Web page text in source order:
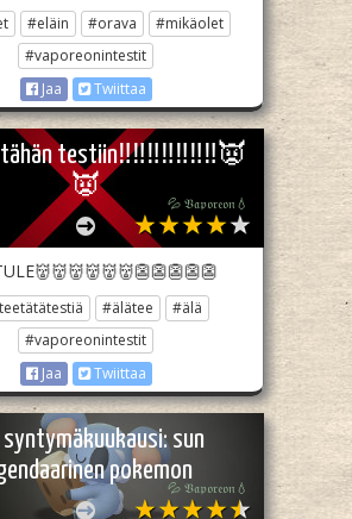
#eläin #orava
#mikäolet
#vaporeonintestit
Jaa
Twiittaa
tähän testiin‼️‼️‼️‼️‼️‼️‼️👿
👿
💦 𝔙𝔞𝔭𝔬𝔯𝔢𝔬𝔫💧
#älätee
#älä
#vaporeonintestit
Jaa
Twiittaa
syntymäkuukausi: sun
pokemon
💦 𝔙𝔞𝔭𝔬𝔯𝔢𝔬𝔫💧